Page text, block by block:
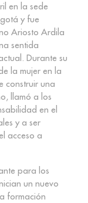
en la sede
y fue
Ariosto Ardila
sentida
Durante su
la mujer en la
construir una
llamó a los
en el
y a ser
acceso a
para los
un nuevo
formación